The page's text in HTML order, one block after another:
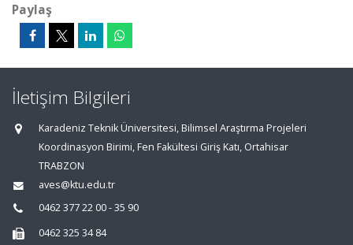
Paylaş
İletişim Bilgileri
Karadeniz Teknik Üniversitesi, Bilimsel Araştırma Projeleri
Koordinasyon Birimi, Fen Fakültesi Giriş Katı, Ortahisar
TRABZON
aves@ktu.edu.tr
0462 377 22 00 - 35 90
0462 325 34 84